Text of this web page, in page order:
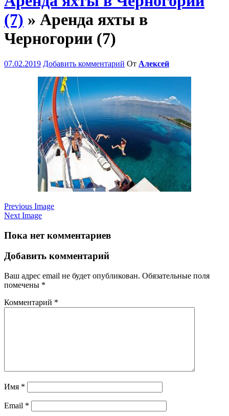
(7) » Аренда яхты в
Черногории (7)
07.02.2019 Добавить комментарий От Алексей
Previous Image
Next Image
Пока нет комментариев
Добавить комментарий
Ваш адрес email не будет опубликован. Обязательные поля
помечены *
Комментарий *
Имя *
Email *